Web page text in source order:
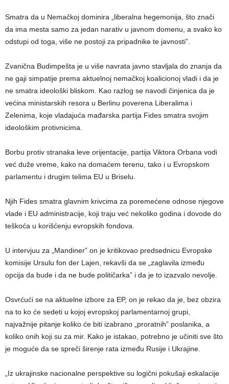
Smatra da u Nemačkoj dominira „liberalna hegemonija, što znači
da ima mesta samo za jedan narativ u javnom domenu, a svako ko
odstupi od toga, više ne postoji za pripadnike te javnosti”.
Zvanična Budimpešta je u više navrata javno stavljala do znanja da
ne gaji simpatije prema aktuelnoj nemačkoj koalicionoj vladi i da je
ne smatra ideološki bliskom. Kao razlog se navodi činjenica da je
većina ministarskih resora u Berlinu poverena Liberalima i
Zelenima, koje vladajuća mađarska partija Fides smatra svojim
ideološkim protivnicima.
Borbu protiv stranaka leve orijentacije, partija Viktora Orbana vodi
već duže vreme, kako na domaćem terenu, tako i u Evropskom
parlamentu i drugim telima EU u Briselu.
Njih Fides smatra glavnim krivcima za poremećene odnose njegove
vlade i EU administracije, koji traju već nekoliko godina i dovode do
teškoća u korišćenju evropskih fondova.
U intervjuu za „Mandiner” on je kritikovao predsednicu Evropske
komisije Ursulu fon der Lajen, rekavši da se „zaglavila između
opcija da bude i da ne bude političarka” i da je to izazvalo nevolje.
Osvrćući se na aktuelne izbore za EP, on je rekao da je, bez obzira
na to ko će sedeti u kojoj evropskoj parlamentarnoj grupi,
najvažnije pitanje koliko će biti izabrano „proratnih” poslanika, a
koliko onih koji su za mir. Kako je istakao, potrebno je učiniti sve što
je moguće da se spreči širenje rata između Rusije i Ukrajine.
„Iz ukrajinske nacionalne perspektive su logični pokušaji eskalacije